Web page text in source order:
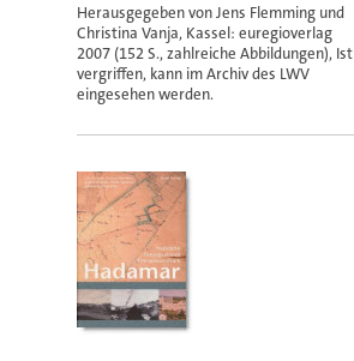
Herausgegeben von Jens Flemming und
Christina Vanja, Kassel: euregioverlag
2007 (152 S., zahlreiche Abbildungen), Ist
vergriffen, kann im Archiv des LWV
eingesehen werden.